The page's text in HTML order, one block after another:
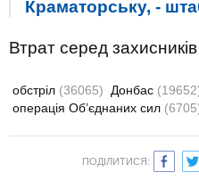
Краматорську, -
Втрат серед
обстріл (36065) Донбас
операція Об’єднаних сил
ПОДІЛИТИСЯ: